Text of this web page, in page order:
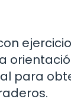
para